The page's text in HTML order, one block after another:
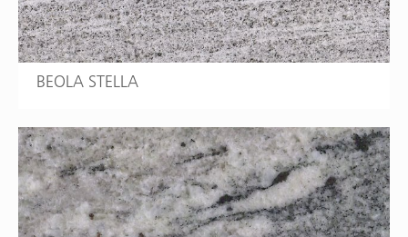
BEOLA STELLA